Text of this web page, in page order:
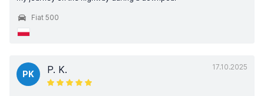
Fiat 500
17.10.2025
PK P. K.